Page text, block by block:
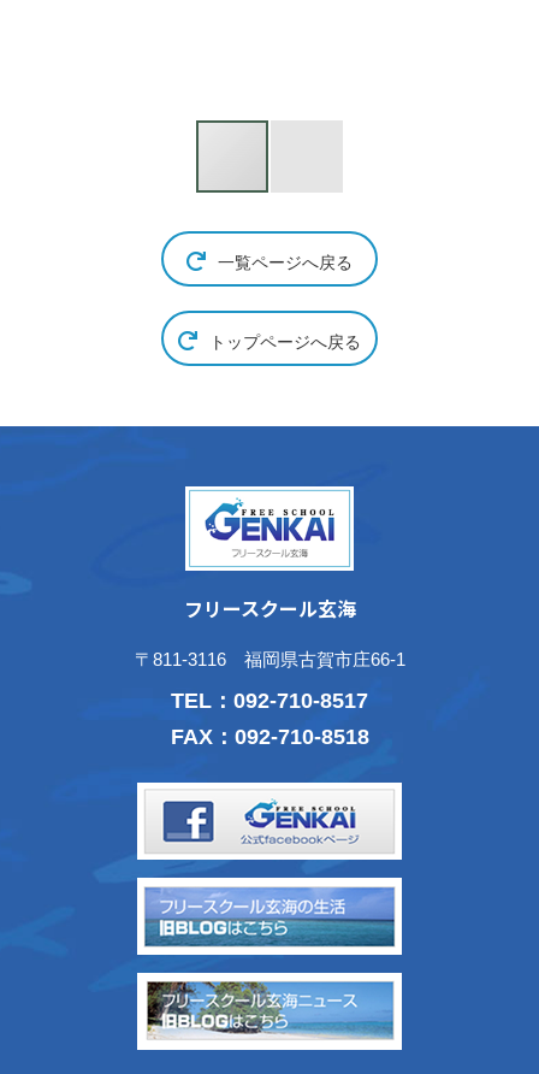
一覧ページへ戻る
トップページへ戻る
フリースクール玄海
〒811-3116 福岡県古賀市庄66-1
TEL： 092-710-8517
FAX：092-710-8518